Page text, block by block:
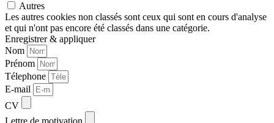
Autres
Les autres cookies non classés sont ceux qui sont en cours d'analyse
et qui n'ont pas encore été classés dans une catégorie.
Enregistrer & appliquer
Nom
Prénom
Télephone
E-mail
CV